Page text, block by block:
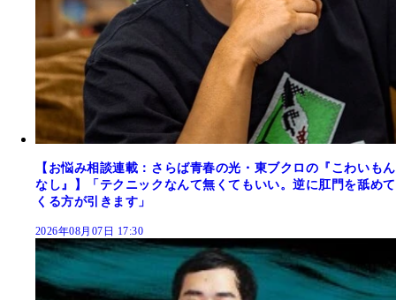
【お悩み相談連載：さらば青春の光・東ブクロの『こわいもん
なし』】「テクニックなんて無くてもいい。逆に肛門を舐めて
くる方が引きます」
2026年08月07日 17:30